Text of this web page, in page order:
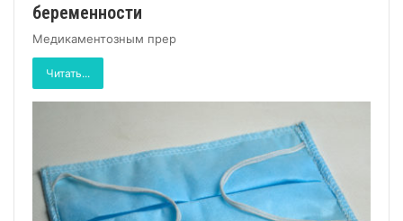
беременности
Медикаментозным прер
Читать...